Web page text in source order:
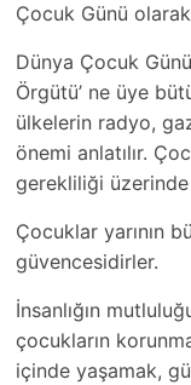
Çocuk Günü
Dünya Çocuk
Örgütü’ ne üye
ülkelerin radyo,
önemi anlatılır.
gerekliliği
Çocuklar yarının
güvencesidirler.
İnsanlığın
çocukların
içinde yaşamak,